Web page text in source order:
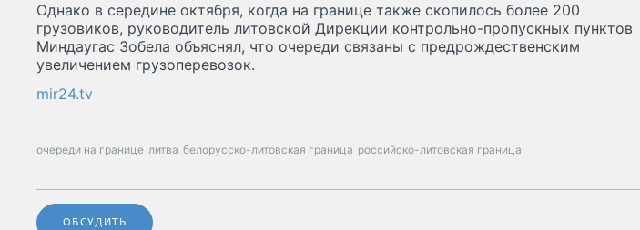
Однако в середине октября, когда на границе также скопилось более 200
грузовиков, руководитель литовской Дирекции контрольно-пропускных пунктов
Миндаугас Зобела объяснял, что очереди связаны с предрождественским
увеличением грузоперевозок.
mir24.tv
очереди на границе литва белорусско-литовская граница российско-литовская граница
ОБСУДИТЬ